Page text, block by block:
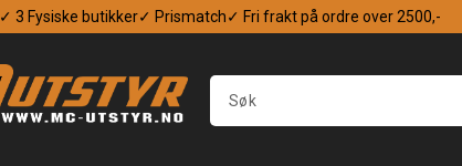
✓ 3 Fysiske butikker✓ Prismatch✓ Fri frakt på ordre over 2500,-